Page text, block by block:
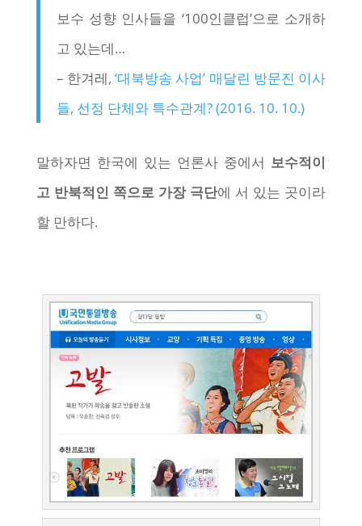
보수 성향 인사들을 ‘100인클럽’으로 소개하
고 있는데…
– 한겨레,‘대북방송 사업’ 매달린 방문진 이사
들, 선정 단체와 특수관계? (2016. 10. 10.)
말하자면 한국에 있는 언론사 중에서 보수적이
고 반북적인 쪽으로 가장 극단에 서 있는 곳이라
할 만하다.